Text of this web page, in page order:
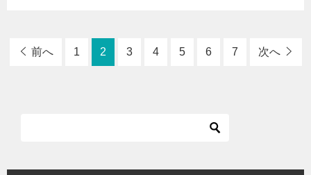
前へ 1 2 3 4 5 6 7 次へ